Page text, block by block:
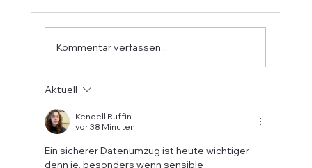
Gästesoftware ist mehr als digital – sie denkt
den gesamten Zahlungsprozess mit. Mit
Kommentar verfassen...
Aktuell
Kendell Ruffin
vor 38 Minuten
Ein sicherer Datenumzug ist heute wichtiger
denn je, besonders wenn sensible